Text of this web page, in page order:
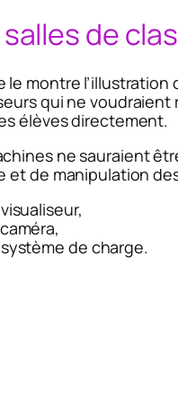
salles de
le montre
qui ne voudraient
élèves directement.
ne sauraient
et de manipulation
de charge.